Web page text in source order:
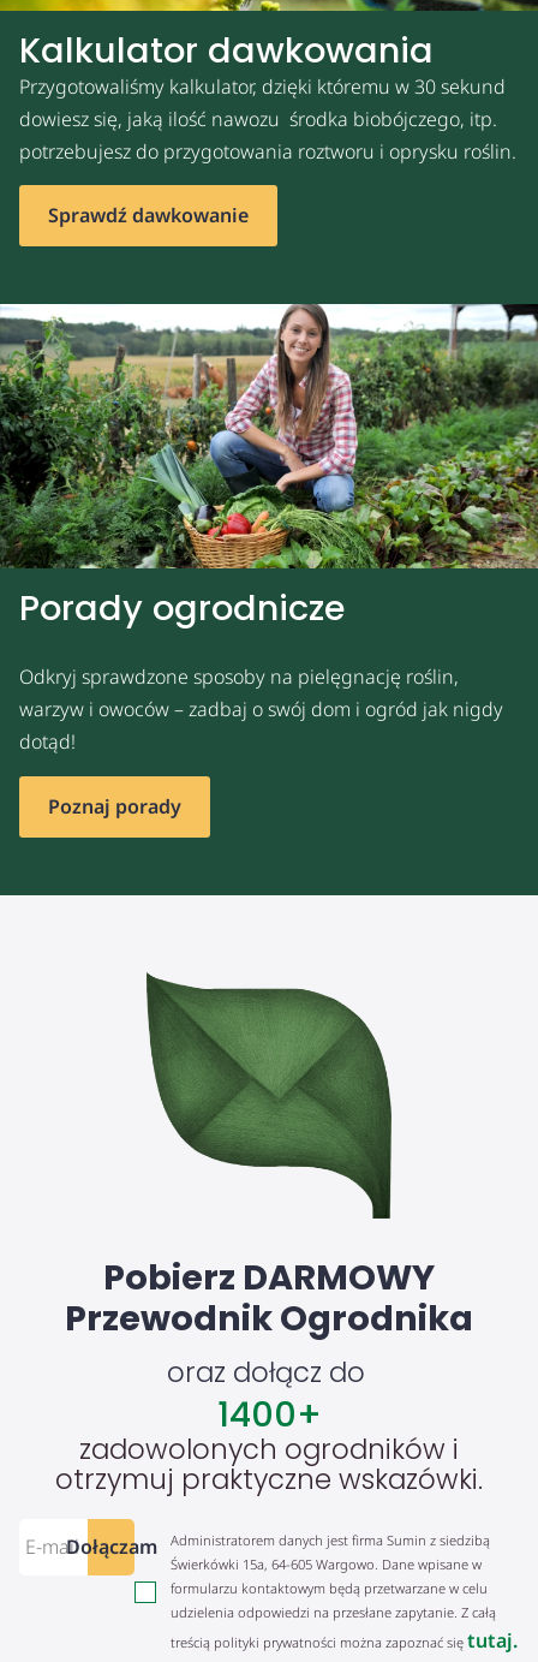
Kalkulator dawkowania
Przygotowaliśmy kalkulator, dzięki któremu w 30 sekund
dowiesz się, jaką ilość nawozu środka biobójczego, itp.
potrzebujesz do przygotowania roztworu i oprysku roślin.
Sprawdź dawkowanie
Porady ogrodnicze
Odkryj sprawdzone sposoby na pielęgnację roślin,
warzyw i owoców – zadbaj o swój dom i ogród jak nigdy
dotąd!
Poznaj porady
Pobierz DARMOWY
Przewodnik Ogrodnika
oraz dołącz do
zadowolonych ogrodników i
otrzymuj praktyczne wskazówki.
1400+
Dołączam
Administratorem danych jest firma Sumin z siedzibą
Świerkówki 15a, 64-605 Wargowo. Dane wpisane w
formularzu kontaktowym będą przetwarzane w celu
udzielenia odpowiedzi na przesłane zapytanie. Z całą
treścią polityki prywatności można zapoznać się tutaj.